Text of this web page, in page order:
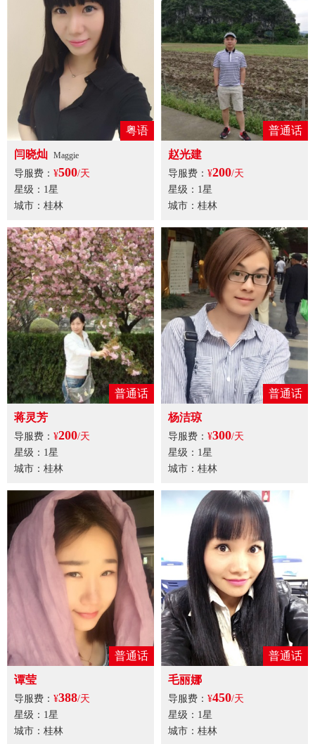
粤语
闫晓灿 Maggie
导服费： ¥500/天
星级：1星
城市：桂林
普通话
赵光建
导服费： ¥200/天
星级：1星
城市：桂林
普通话
蒋灵芳
导服费： ¥200/天
星级：1星
城市：桂林
普通话
杨洁琼
导服费： ¥300/天
星级：1星
城市：桂林
普通话
谭莹
导服费： ¥388/天
星级：1星
城市：桂林
普通话
毛丽娜
导服费： ¥450/天
星级：1星
城市：桂林